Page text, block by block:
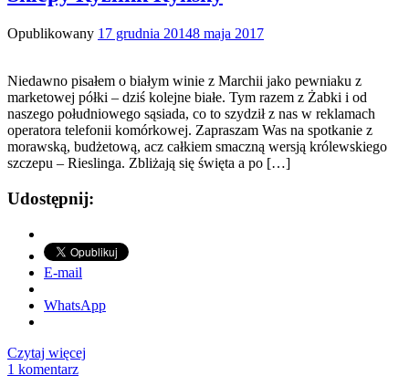
Opublikowany 17 grudnia 20148 maja 2017
Niedawno pisałem o białym winie z Marchii jako pewniaku z
marketowej półki – dziś kolejne białe. Tym razem z Żabki i od
naszego południowego sąsiada, co to szydził z nas w reklamach
operatora telefonii komórkowej. Zapraszam Was na spotkanie z
morawską, budżetową, acz całkiem smaczną wersją królewskiego
szczepu – Rieslinga. Zbliżają się święta a po […]
Udostępnij:
E-mail
WhatsApp
Czytaj więcej
1 komentarz